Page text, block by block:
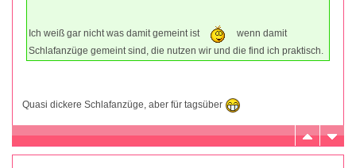
Ich weiß gar nicht was damit gemeint ist
wenn damit
Schlafanzüge gemeint sind, die nutzen wir und die find ich praktisch.
Quasi dickere Schlafanzüge, aber für tagsüber